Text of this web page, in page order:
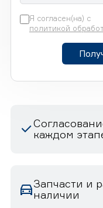
Я согласен(на) с
политикой
каждом
Запчасти и
наличии